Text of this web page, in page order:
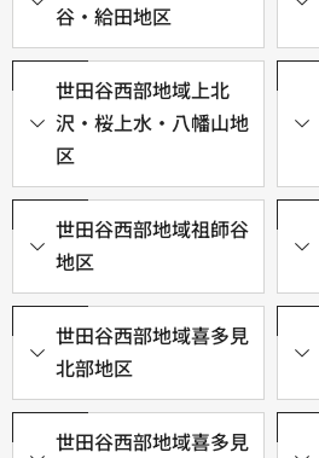
谷・給田地区
世田谷西部地域上北
沢・桜上水・八幡山地
区
世田谷西部地域祖師谷
地区
世田谷西部地域喜多見
北部地区
世田谷西部地域喜多見